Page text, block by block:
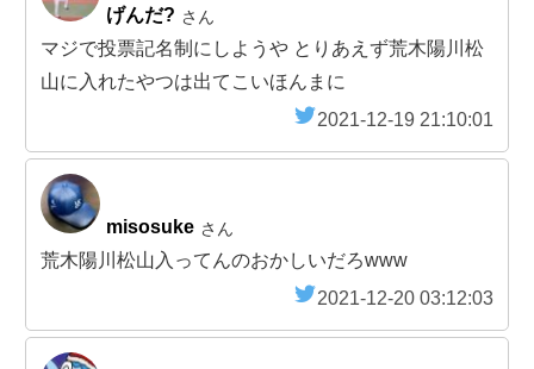
げんだ? さん
マジで投票記名制にしようや とりあえず荒木陽川松
山に入れたやつは出てこいほんまに
2021-12-19 21:10:01
misosuke さん
荒木陽川松山入ってんのおかしいだろwww
2021-12-20 03:12:03